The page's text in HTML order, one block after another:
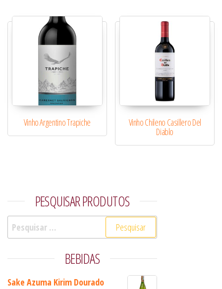
Vinho Argentino Trapiche Vinho Chileno Casillero Del
Diablo
PESQUISAR PRODUTOS
Pesquisar por:
BEBIDAS
Sake Azuma Kirim Dourado